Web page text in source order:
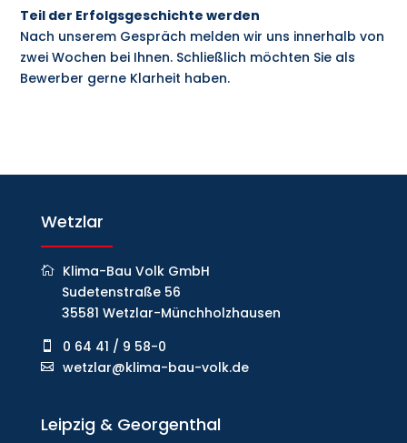
Teil der Erfolgsgeschichte werden
Nach unserem Gespräch melden wir uns innerhalb von
zwei Wochen bei Ihnen. Schließlich möchten Sie als
Bewerber gerne Klarheit haben.
Wetzlar
Klima-Bau Volk GmbH
Sudetenstraße 56
35581 Wetzlar-Münchholzhausen
0 64 41 / 9 58-0
wetzlar@klima-bau-volk.de
Leipzig & Georgenthal